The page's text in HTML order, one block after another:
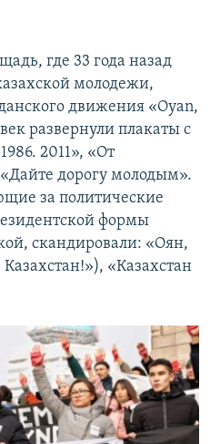
где 33 года назад
молодежи,
движения «Oyan,
развернули плакаты с
2011», «От
дорогу молодым».
за политические
формы
скандировали: «Оян,
«Казахстан